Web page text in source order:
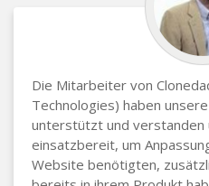
Die Mitarbeiter von
Technologies) haben
unterstützt und
einsatzbereit, um
Website benötigten,